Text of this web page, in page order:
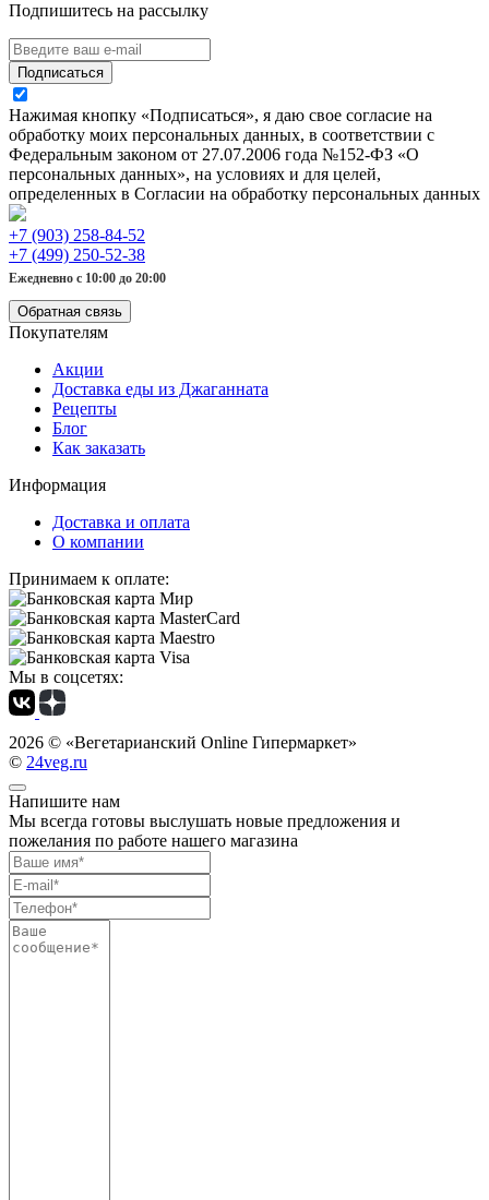
Подпишитесь на рассылку
Подписаться
Нажимая кнопку «Подписаться», я даю свое согласие на
обработку моих персональных данных, в соответствии с
Федеральным законом от 27.07.2006 года №152-ФЗ «О
персональных данных», на условиях и для целей,
определенных в Согласии на обработку персональных данных
+7 (903) 258-84-52
+7 (499) 250-52-38
Ежедневно с 10:00 до 20:00
Обратная связь
Покупателям
Акции
Доставка еды из Джаганната
Рецепты
Блог
Как заказать
Информация
Доставка и оплата
О компании
Принимаем к оплате:
Мы в соцсетях:
2026 © «Вегетарианский Online Гипермаркет»
© 24veg.ru
Напишите нам
Мы всегда готовы выслушать новые предложения и
пожелания по работе нашего магазина